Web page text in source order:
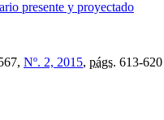
presente y proyectado
Nº. 2, 2015, págs. 613-620